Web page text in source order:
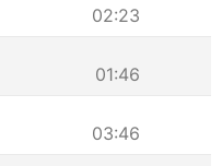
02:23
01:46
03:46